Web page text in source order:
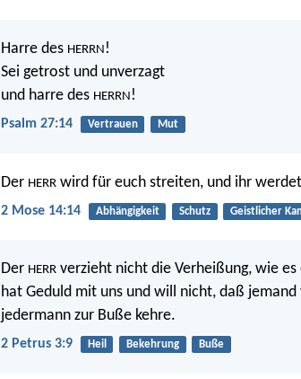
Harre des HERRN !
Sei getrost und unverzagt
und harre des HERRN !
Psalm 27:14 Vertrauen Mut
Der HERR wird für euch streiten, und ihr
2 Mose 14:14 Abhängigkeit Schutz Geistlicher
Der HERR verzieht nicht die Verheißung, wie
hat Geduld mit uns und will nicht, daß
jedermann zur Buße kehre.
2 Petrus 3:9 Heil Bekehrung Buße